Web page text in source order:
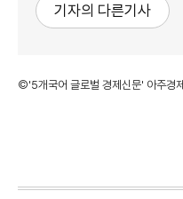
기자의 다른기사
©'5개국어 글로벌 경제신문' 아주경